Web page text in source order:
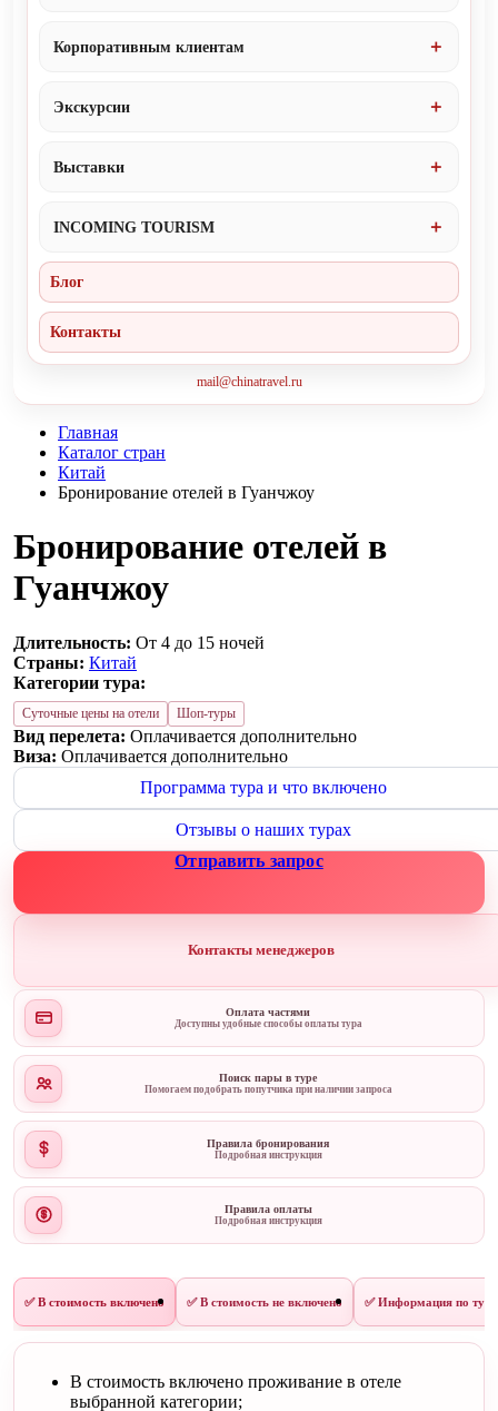
Корпоративным клиентам
Экскурсии
Выставки
INCOMING TOURISM
Блог
Контакты
mail@chinatravel.ru
Главная
Каталог стран
Китай
Бронирование отелей в Гуанчжоу
Бронирование отелей в
Гуанчжоу
Длительность: От 4 до 15 ночей
Страны: Китай
Категории тура:
Суточные цены на отели Шоп-туры
Вид перелета: Оплачивается дополнительно
Виза: Оплачивается дополнительно
Программа тура и что включено
Отзывы о наших турах
Отправить запрос
Контакты менеджеров
Оплата частями
Доступны удобные способы оплаты тура
Поиск пары в туре
Помогаем подобрать попутчика при наличии запроса
Правила бронирования
Подробная инструкция
Правила оплаты
Подробная инструкция
✅ В стоимость включено ✅ В стоимость не включено ✅ Информация по туру
В стоимость включено проживание в отеле
выбранной категории;